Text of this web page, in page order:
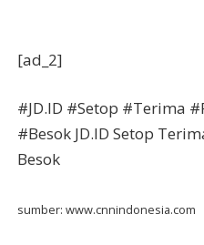
[ad_2]
#JD.ID #Setop #Terima
#Besok JD.ID Setop
Besok
sumber: www.cnnindonesia.com